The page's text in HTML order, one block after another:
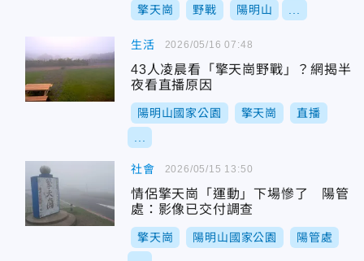
擎天崗 野戰 陽明山
生活
43人凌晨看「擎天崗野戰」？網揭半
夜看直播原因
陽明山國家公園 擎天崗 直播
2026/05/16 07:48
社會
情侶擎天崗「運動」下場慘了 陽管
處：影像已交付調查
擎天崗 陽明山國家公園 陽管處
2026/05/15 13:50